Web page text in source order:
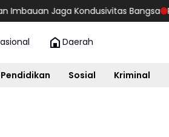
Jaga Kondusivitas Bangsa Panglima
Daerah
Pendidikan Sosial Kriminal